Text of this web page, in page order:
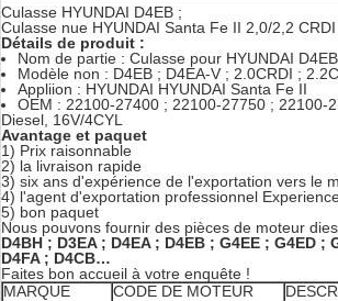
Culasse HYUNDAI D4EB ;
Culasse nue HYUNDAI Santa Fe II 2,0/2,2
Détails de produit :
Nom de partie : Culasse pour HYUNDAI D4EB
Modèle non : D4EB ; D4EA-V ; 2.0CRDI ;
Appliion : HYUNDAI HYUNDAI Santa Fe II
OEM : 22100-27400 ; 22100-27750 ; 22100-
Diesel, 16V/4CYL
Avantage et paquet
1) Prix raisonnable
2) la livraison rapide
3) six ans d'expérience de l'exportation vers le
4) l'agent d'exportation professionnel
5) bon paquet
Nous pouvons fournir des pièces de moteur
D4BH ; D3EA ; D4EA ; D4EB ; G4EE ; G4ED ;
D4FA ; D4CB…
Faites bon accueil à votre enquête !
MARQUE
CODE DE MOTEUR